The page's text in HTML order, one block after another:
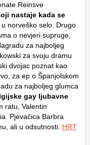
Reinsve
nastaje kada se
norveško selo. Drugo
o nevjeri supruge,
za najboljeg
za svoju dramu
dvojac poznat kao
za ep o Španjolskom
za najboljeg glumca
gay ljubavne
ratu, Valentin
Pjevačica Barbra
ali u odsutnosti. HRT